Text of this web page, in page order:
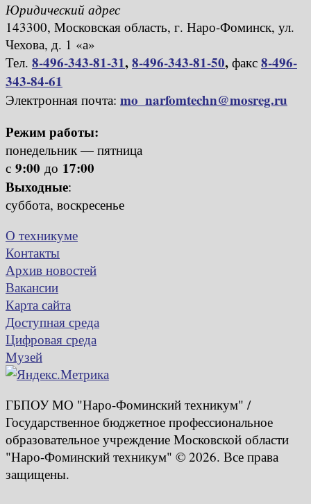
Юридический адрес
143300, Московская область, г. Наро-Фоминск, ул.
Чехова, д. 1 «а»
Тел. 8-496-343-81-31,8-496-343-81-50, факс 8-496-
343-84-61
Электронная почта: mo_narfomtechn@mosreg.ru
Режим работы:
понедельник — пятница
с 9:00 до 17:00
Выходные:
суббота, воскресенье
О техникуме
Контакты
Архив новостей
Вакансии
Карта сайта
Доступная среда
Цифровая среда
Музей
ГБПОУ МО "Наро-Фоминский техникум" /
Государственное бюджетное профессиональное
образовательное учреждение Московской области
"Наро-Фоминский техникум" © 2026. Все права
защищены.